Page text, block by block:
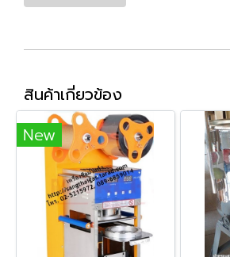
สินค้าเกี่ยวข้อง
New